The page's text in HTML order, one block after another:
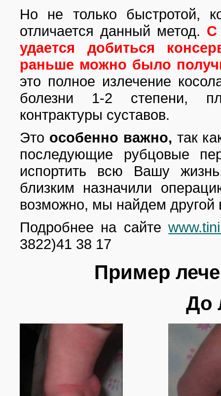
Но не только быстротой,
отличается данный метод. С
удается добиться
раньше можно было
это полное излечение
болезни 1-2 степени,
контрактуры суставов.
Это особенно важно, так
последующие рубцовые
испортить всю Вашу
близким назначили
возможно, мы найдем другой
Подробнее на сайте
3822)41 38 17
Пример
До